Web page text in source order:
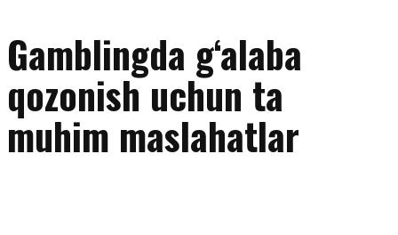
Gamblingda g‘alaba
qozonish uchun ta
muhim maslahatlar